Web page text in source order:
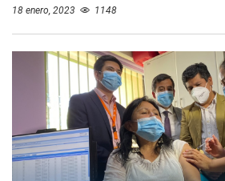
18 enero, 2023 1148